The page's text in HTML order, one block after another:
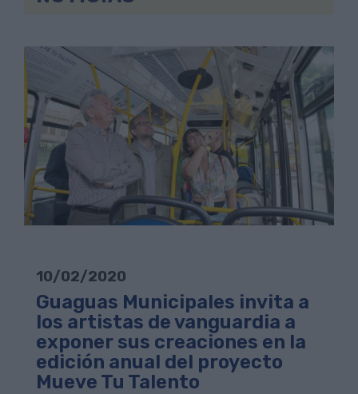
10/02/2020
Guaguas Municipales invita a
los artistas de vanguardia a
exponer sus creaciones en la
edición anual del proyecto
Mueve Tu Talento